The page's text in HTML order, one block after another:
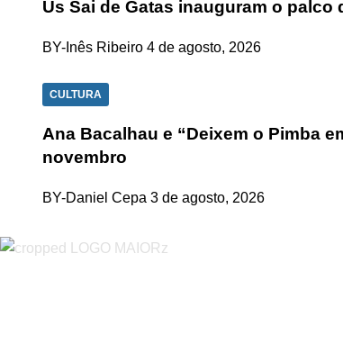
Ús Sai de Gatas inauguram o palco
BY-Inês Ribeiro 4 de agosto, 2026
CULTURA
Ana Bacalhau e “Deixem o Pimba
novembro
BY-Daniel Cepa 3 de agosto, 2026